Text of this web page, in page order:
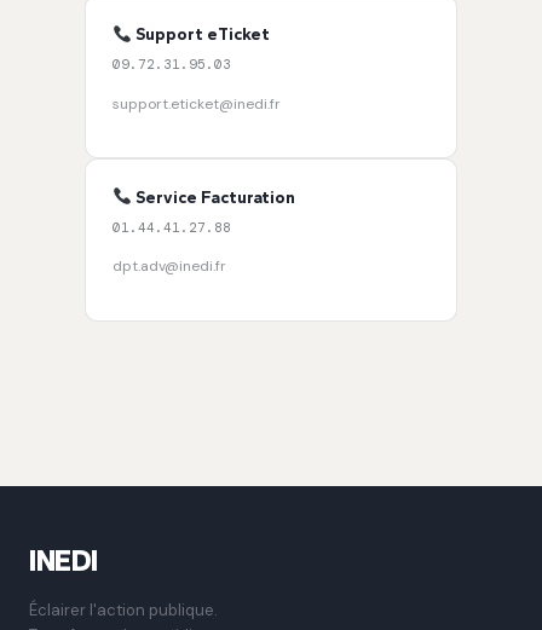
Support eTicket
09.72.31.95.03
support.eticket@inedi.fr
Service Facturation
01.44.41.27.88
dpt.adv@inedi.fr
INEDI
Éclairer l'action publique.